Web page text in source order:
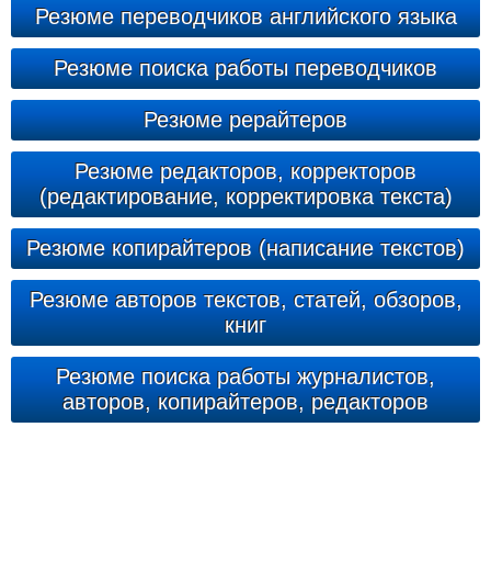
Резюме переводчиков английского языка
Резюме поиска работы переводчиков
Резюме рерайтеров
Резюме редакторов, корректоров
(редактирование, корректировка текста)
Резюме копирайтеров (написание текстов)
Резюме авторов текстов, статей, обзоров,
книг
Резюме поиска работы журналистов,
авторов, копирайтеров, редакторов